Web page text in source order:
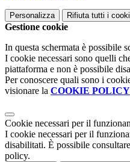
Personalizza Rifiuta tutti i
Gestione cookie
In questa schermata è possibile
I cookie necessari sono quelli
piattaforma e non è possibile
Per conoscere quali sono i
visionare la COOKIE POLICY
Cookie necessari per il
I cookie necessari per il
disabilitati. È possibile
policy.